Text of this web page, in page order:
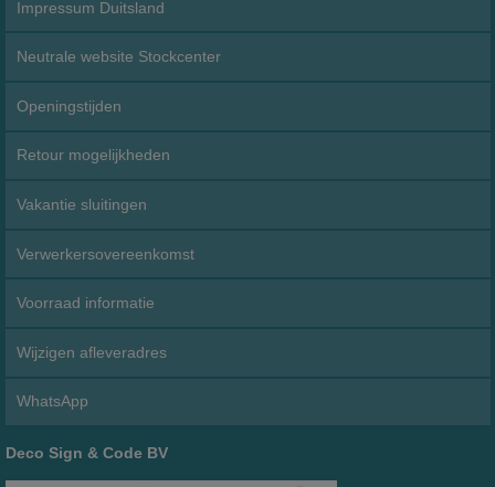
Impressum Duitsland
Neutrale website Stockcenter
Openingstijden
Retour mogelijkheden
Vakantie sluitingen
Verwerkersovereenkomst
Voorraad informatie
Wijzigen afleveradres
WhatsApp
Deco Sign & Code BV